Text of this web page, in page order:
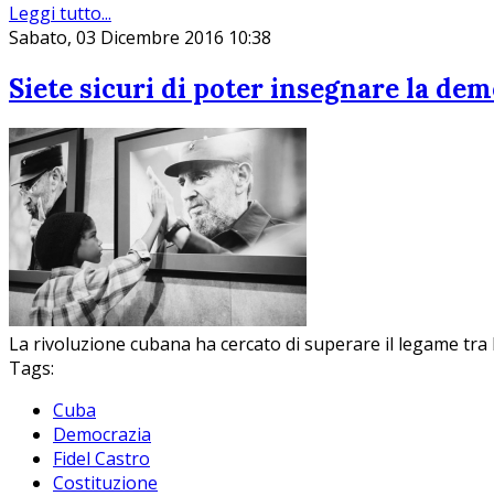
Leggi tutto...
Sabato, 03 Dicembre 2016 10:38
Siete sicuri di poter insegnare la
La rivoluzione cubana ha cercato di superare il legame
Tags:
Cuba
Democrazia
Fidel Castro
Costituzione